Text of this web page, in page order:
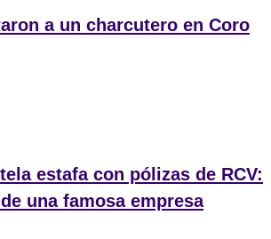
a un charcutero en Coro
estafa con pólizas de RCV:
una famosa empresa